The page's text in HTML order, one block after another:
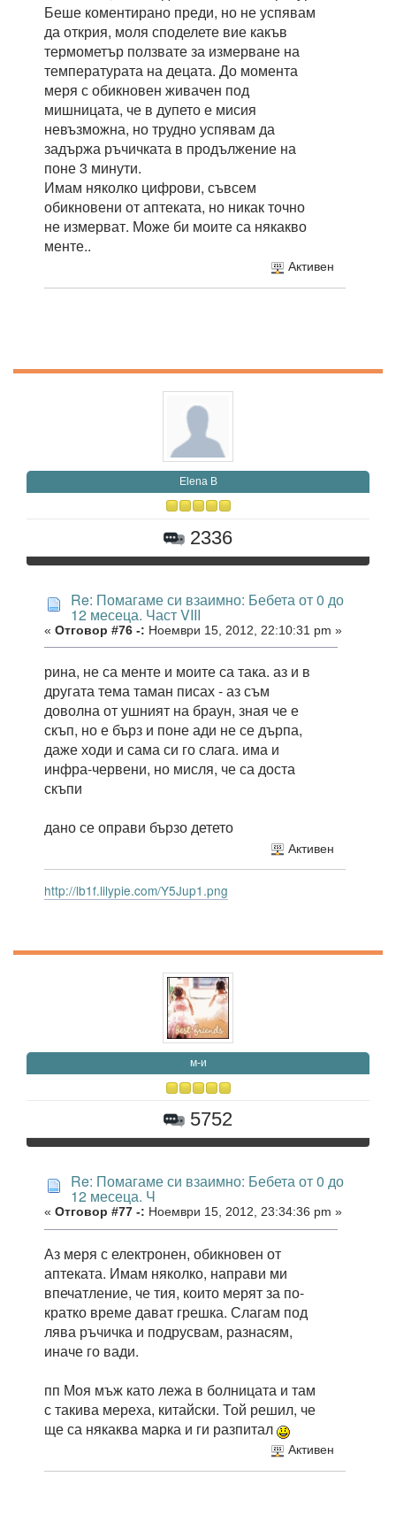
Беше коментирано преди, но не успявам
да открия, моля споделете вие какъв
термометър ползвате за измерване на
температурата на децата. До момента
меря с обикновен живачен под
мишницата, че в дупето е мисия
невъзможна, но трудно успявам да
задържа ръчичката в продължение на
поне 3 минути.
Имам няколко цифрови, съвсем
обикновени от аптеката, но никак точно
не измерват. Може би моите са някакво
менте..
Активен
Elena B
2336
Re: Помагаме си взаимно: Бебета от 0 до
12 месеца. Част VIII
« Отговор #76 -: Ноември 15, 2012, 22:10:31 pm »
рина, не са менте и моите са така. аз и в
другата тема таман писах - аз съм
доволна от ушният на браун, зная че е
скъп, но е бърз и поне ади не се дърпа,
даже ходи и сама си го слага. има и
инфра-червени, но мисля, че са доста
скъпи
дано се оправи бързо детето
Активен
http://lb1f.lilypie.com/Y5Jup1.png
м-и
5752
Re: Помагаме си взаимно: Бебета от 0 до
12 месеца. Ч
« Отговор #77 -: Ноември 15, 2012, 23:34:36 pm »
Аз меря с електронен, обикновен от
аптеката. Имам няколко, направи ми
впечатление, че тия, които мерят за по-
кратко време дават грешка. Слагам под
лява ръчичка и подрусвам, разнасям,
иначе го вади.
пп Моя мъж като лежа в болницата и там
с такива мереха, китайски. Той решил, че
ще са някаква марка и ги разпитал
Активен